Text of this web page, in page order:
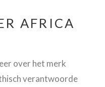
AFRICA
over het merk
verantwoorde